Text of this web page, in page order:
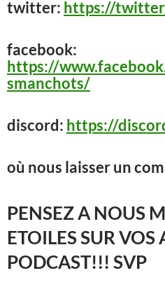
twitter: https://
facebook:
https://
smanchots/
discord: https://
où nous laisser un
PENSEZ A NOUS
ETOILES SUR VOS
PODCAST!!! SVP